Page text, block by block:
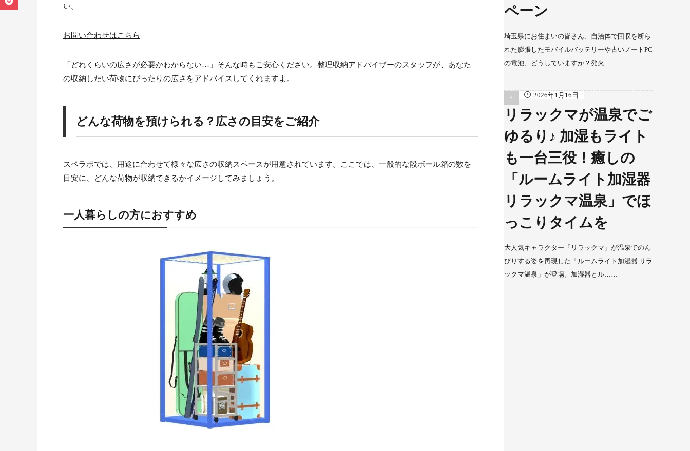
い。
お問い合わせはこちら
「どれくらいの広さが必要かわからない…」そんな時もご安心ください。整理収納アドバイザーのスタッフが、あなた
の収納したい荷物にぴったりの広さをアドバイスしてくれますよ。
どんな荷物を預けられる？広さの目安をご紹介
スペラボでは、用途に合わせて様々な広さの収納スペースが用意されています。ここでは、一般的な段ボール箱の数を
目安に、どんな荷物が収納できるかイメージしてみましょう。
一人暮らしの方におすすめ
ペーン
埼玉県にお住まいの皆さん、自治体で回収を断ら
れた膨張したモバイルバッテリーや古いノートPC
の電池、どうしていますか？発火……
2026年1月16日
リラックマが温泉でご
ゆるり♪ 加湿もライト
も一台三役！癒しの
「ルームライト加湿器
リラックマ温泉」でほ
っこりタイムを
大人気キャラクター「リラックマ」が温泉でのん
びりする姿を再現した「ルームライト加湿器 リラ
ックマ温泉」が登場。加湿器とル……